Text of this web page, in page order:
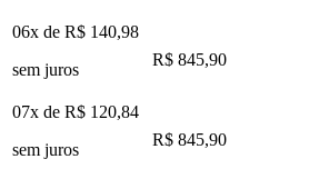
06x de R$ 140,98
sem juros
R$ 845,90
07x de R$ 120,84
sem juros
R$ 845,90